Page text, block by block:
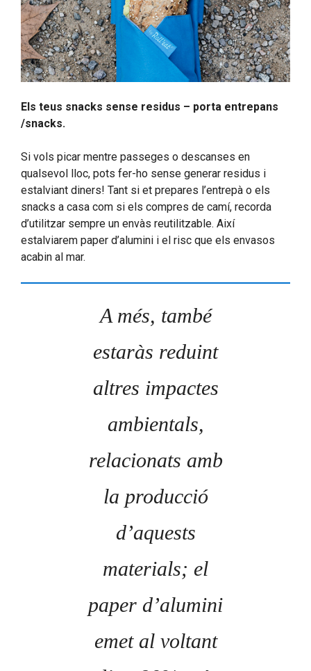
Els teus snacks sense residus – porta entrepans
/snacks.
Si vols picar mentre passeges o descanses en
qualsevol lloc, pots fer-ho sense generar residus i
estalviant diners! Tant si et prepares l’entrepà o els
snacks a casa com si els compres de camí, recorda
d’utilitzar sempre un envàs reutilitzable. Així
estalviarem paper d’alumini i el risc que els envasos
acabin al mar.
A més, també
estaràs reduint
altres impactes
ambientals,
relacionats amb
la producció
d’aquests
materials; el
paper d’alumini
emet al voltant